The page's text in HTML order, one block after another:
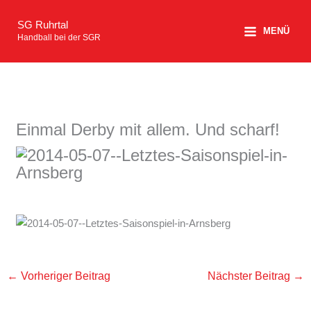
Inhalt
springen
SG Ruhrtal
Handball bei der SGR
MENÜ
Einmal Derby mit allem. Und scharf!
← Vorheriger Beitrag Nächster Beitrag →